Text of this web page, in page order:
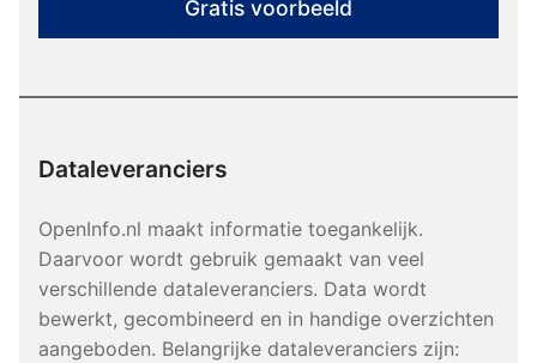
Gratis voorbeeld
Dataleveranciers
OpenInfo.nl maakt informatie toegankelijk.
Daarvoor wordt gebruik gemaakt van veel
verschillende dataleveranciers. Data wordt
bewerkt, gecombineerd en in handige overzichten
aangeboden. Belangrijke dataleveranciers zijn: